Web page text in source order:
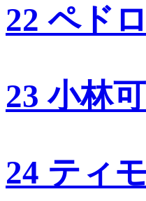
22 ペド
23 小林
24 ティ